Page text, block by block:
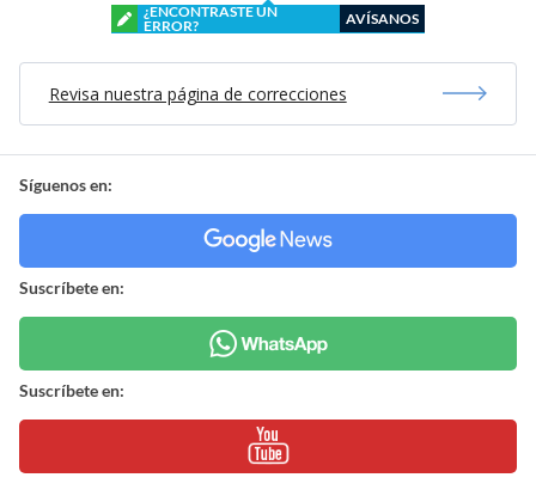
¿ENCONTRASTE UN
ERROR?
AVÍSANOS
Revisa nuestra página de correcciones
Síguenos en:
Suscríbete en:
Suscríbete en: